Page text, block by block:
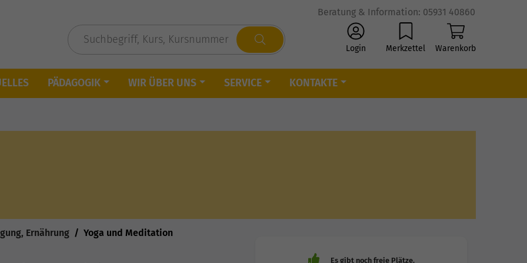
Beratung & Information: 05931 40860
Login Merkzettel Warenkorb
PÄDAGOGIK WIR ÜBER UNS SERVICE KONTAKTE
Ernährung Yoga und Meditation